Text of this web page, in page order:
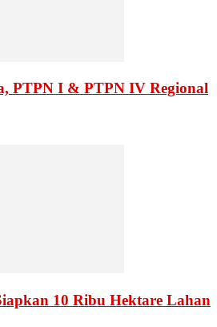
PTPN I & PTPN IV Regional
10 Ribu Hektare Lahan